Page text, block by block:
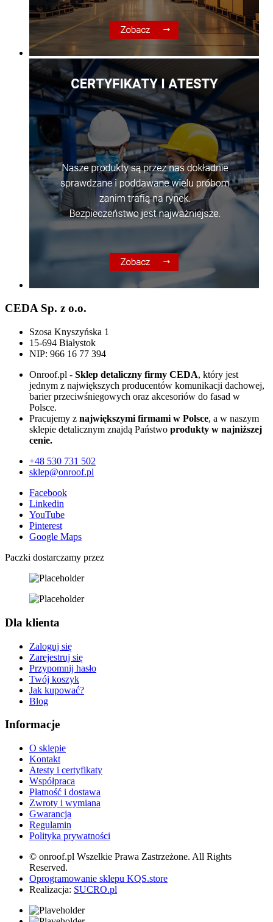
CEDA Sp. z o.o.
Szosa Knyszyńska 1
15-694 Białystok
NIP: 966 16 77 394
Onroof.pl - Sklep detaliczny firmy CEDA, który jest
jednym z największych producentów komunikacji dachowej,
barier przeciwśniegowych oraz akcesoriów do fasad w
Polsce.
Pracujemy z największymi firmami w Polsce, a w naszym
sklepie detalicznym znajdą Państwo produkty w najniższej
cenie.
+48 530 731 502
sklep@onroof.pl
Facebook
Linkedin
YouTube
Pinterest
Google Maps
Paczki dostarczamy przez
Dla klienta
Zaloguj się
Zarejestruj się
Przypomnij hasło
Twój koszyk
Jak kupować?
Blog
Informacje
O sklepie
Kontakt
Atesty i certyfikaty
Współpraca
Płatność i dostawa
Zwroty i wymiana
Gwarancja
Regulamin
Polityka prywatności
© onroof.pl Wszelkie Prawa Zastrzeżone. All Rights
Reserved.
Oprogramowanie sklepu KQS.store
Realizacja: SUCRO.pl